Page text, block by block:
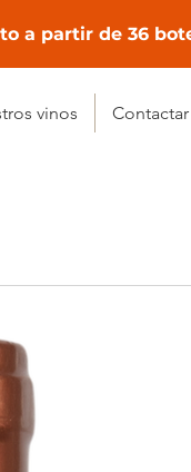
a partir de 36
vinos Contactar